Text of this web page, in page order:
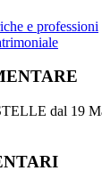
e professioni
dal 19